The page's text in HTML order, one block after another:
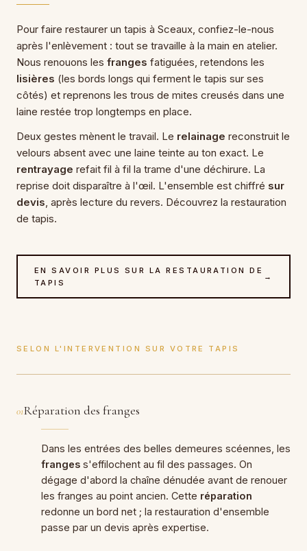
Pour faire restaurer un tapis à Sceaux, confiez-le-nous
après l'enlèvement : tout se travaille à la main en atelier.
Nous renouons les franges fatiguées, retendons les
lisières (les bords longs qui ferment le tapis sur ses
côtés) et reprenons les trous de mites creusés dans une
laine restée trop longtemps en place.
Deux gestes mènent le travail. Le relainage reconstruit le
velours absent avec une laine teinte au ton exact. Le
rentrayage refait fil à fil la trame d'une déchirure. La
reprise doit disparaître à l'œil. L'ensemble est chiffré sur
devis, après lecture du revers. Découvrez la restauration
de tapis.
EN SAVOIR PLUS SUR LA RESTAURATION DE
TAPIS
→
SELON L'INTERVENTION SUR VOTRE TAPIS
01Réparation des franges
Dans les entrées des belles demeures scéennes, les
franges s'effilochent au fil des passages. On
dégage d'abord la chaîne dénudée avant de renouer
les franges au point ancien. Cette réparation
redonne un bord net ; la restauration d'ensemble
passe par un devis après expertise.